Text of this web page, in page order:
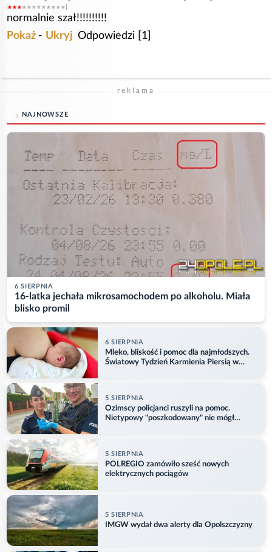
normalnie szał!!!!!!!!!!
Pokaż - Ukryj Odpowiedzi [1]
reklama
NAJNOWSZE
6 SIERPNIA
16-latka jechała mikrosamochodem po alkoholu. Miała
blisko promil
6 SIERPNIA
Mleko, bliskość i pomoc dla najmłodszych.
Światowy Tydzień Karmienia Piersią w
5 SIERPNIA
Ozimscy policjanci ruszyli na pomoc.
Nietypowy "poszkodowany" nie mógł
5 SIERPNIA
POLREGIO zamówiło sześć nowych
elektrycznych pociągów
5 SIERPNIA
IMGW wydał dwa alerty dla Opolszczyzny